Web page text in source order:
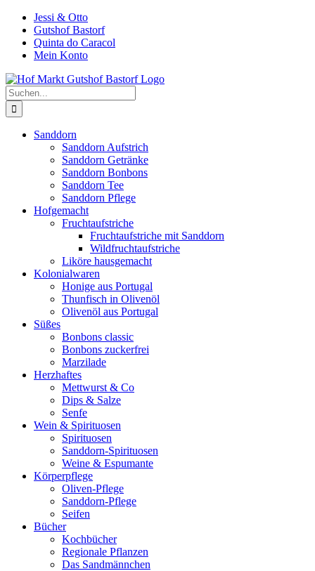
Zum
Inhalt
springen
Jessi & Otto
Gutshof Bastorf
Quinta do Caracol
Mein Konto
Suche
nach:
Sanddorn
Sanddorn Aufstrich
Sanddorn Getränke
Sanddorn Bonbons
Sanddorn Tee
Sanddorn Pflege
Hofgemacht
Fruchtaufstriche
Fruchtaufstriche mit Sanddorn
Wildfruchtaufstriche
Liköre hausgemacht
Kolonialwaren
Honige aus Portugal
Thunfisch in Olivenöl
Olivenöl aus Portugal
Süßes
Bonbons classic
Bonbons zuckerfrei
Marzilade
Herzhaftes
Mettwurst & Co
Dips & Salze
Senfe
Wein & Spirituosen
Spirituosen
Sanddorn-Spirituosen
Weine & Espumante
Körperpflege
Oliven-Pflege
Sanddorn-Pflege
Seifen
Bücher
Kochbücher
Regionale Pflanzen
Das Sandmännchen